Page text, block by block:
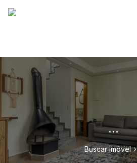
...
Buscar imóvel